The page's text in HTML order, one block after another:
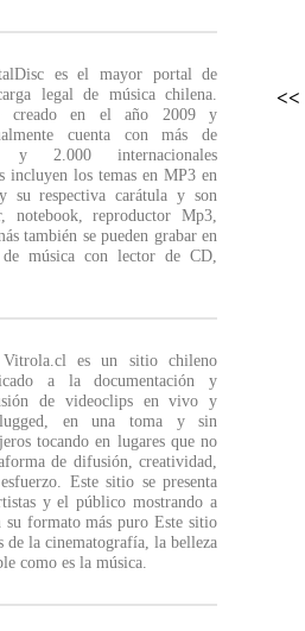
es el mayor portal de
legal de música chilena.
creado en el año 2009 y
cuenta con más de
2.000 internacionales
incluyen los temas en MP3 en
respectiva carátula y son
notebook, reproductor Mp3,
también se pueden grabar en
música con lector de CD,
es un sitio chileno
a la documentación y
de videoclips en vivo y
en una toma y sin
tocando en lugares que no
de difusión, creatividad,
Este sitio se presenta
y el público mostrando a
formato más puro Este sitio
de la cinematografía, la belleza
como es la música.
<<